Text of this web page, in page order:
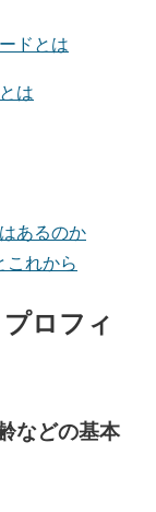
ドとは
は
あるのか
これから
ロフィ
などの基本